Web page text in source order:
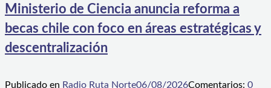
Ministerio de Ciencia anuncia reforma a
becas chile con foco en áreas estratégicas y
descentralización
Publicado en Radio Ruta Norte06/08/2026Comentarios: 0